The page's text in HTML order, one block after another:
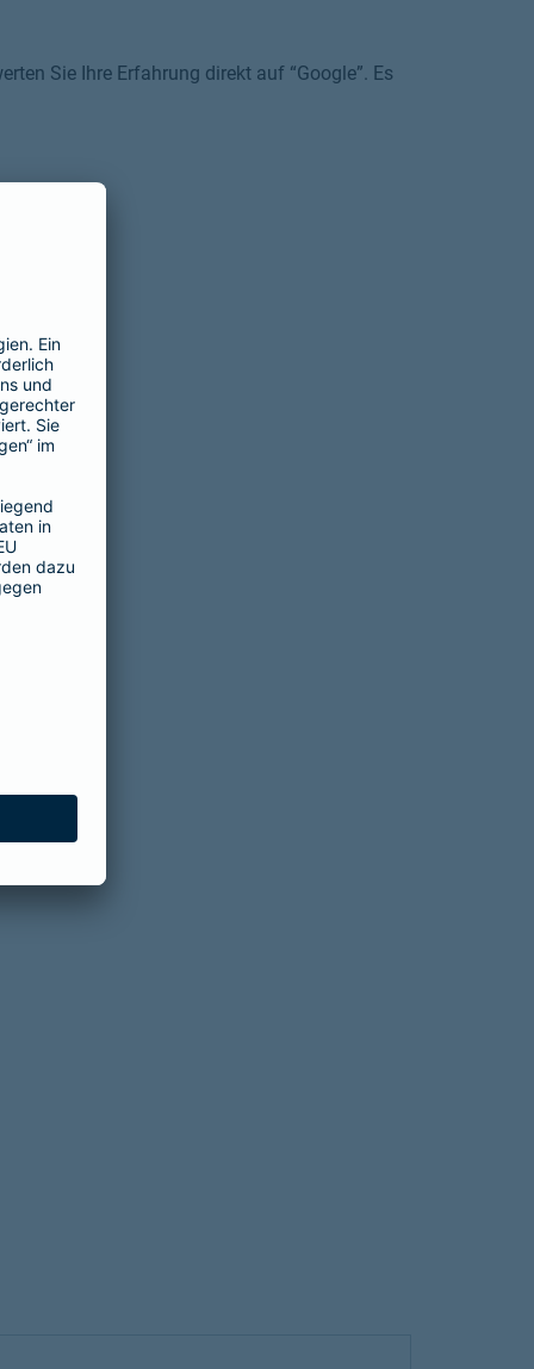
Sie Ihre Erfahrung direkt auf “Google”. Es